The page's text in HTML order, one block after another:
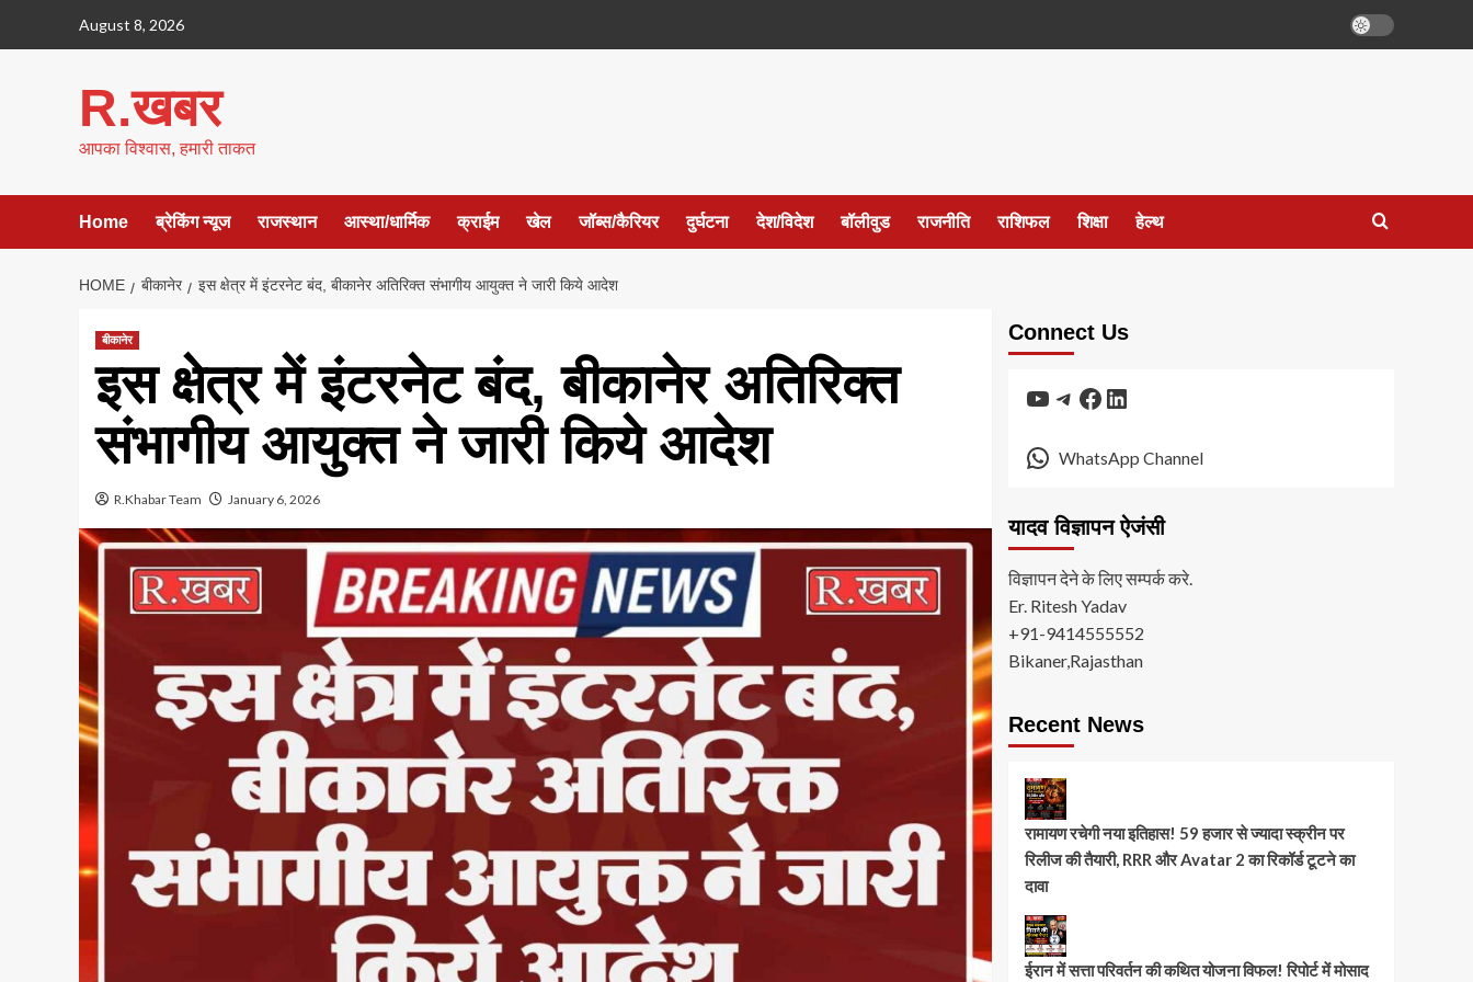
August 8, 2026
R.खबर
आपका विश्वास, हमारी ताकत
Home ब्रेकिंग न्यूज राजस्थान आस्था/धार्मिक क्राईम खेल जॉब्स/कैरियर दुर्घटना देश/विदेश बॉलीवुड राजनीति राशिफल शिक्षा हेल्थ
HOME बीकानेर इस क्षेत्र में इंटरनेट बंद, बीकानेर अतिरिक्त संभागीय आयुक्त ने जारी किये आदेश
बीकानेर
इस क्षेत्र में इंटरनेट बंद, बीकानेर अतिरिक्त
संभागीय आयुक्त ने जारी किये आदेश
R.Khabar Team January 6, 2026
Connect Us
YouTube
Telegram
Facebook
LinkedIn
WhatsApp Channel
यादव विज्ञापन ऐजंसी
विज्ञापन देने के लिए सम्पर्क करे.
Er. Ritesh Yadav
+91-9414555552
Bikaner,Rajasthan
Recent News
रामायण रचेगी नया इतिहास! 59 हजार से ज्यादा स्क्रीन पर
रिलीज की तैयारी, RRR और Avatar 2 का रिकॉर्ड टूटने का
दावा
ईरान में सत्ता परिवर्तन की कथित योजना विफल! रिपोर्ट में मोसाद